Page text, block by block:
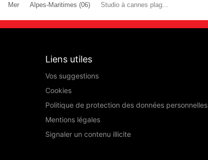
Mer Alpes-Maritimes (06) Studio à cannes plag...
Liens utiles
Vos suggestions
Cookies
Politique de protection des données personnelles
Mentions légales
Signaler un contenu illicite